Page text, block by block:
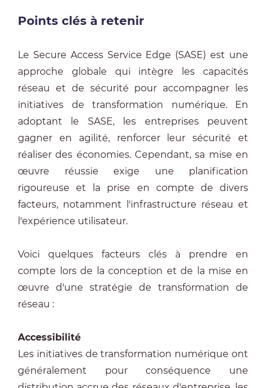
Points clés à retenir
Le Secure Access Service Edge (SASE) est une
approche globale qui intègre les capacités
réseau et de sécurité pour accompagner les
initiatives de transformation numérique. En
adoptant le SASE, les entreprises peuvent
gagner en agilité, renforcer leur sécurité et
réaliser des économies. Cependant, sa mise en
œuvre réussie exige une planification
rigoureuse et la prise en compte de divers
facteurs, notamment l'infrastructure réseau et
l'expérience utilisateur.
Voici quelques facteurs clés à prendre en
compte lors de la conception et de la mise en
œuvre d'une stratégie de transformation de
réseau :
Accessibilité
Les initiatives de transformation numérique ont
généralement pour conséquence une